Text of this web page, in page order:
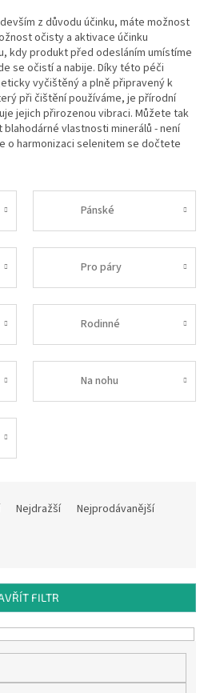
z důvodu účinku, máte možnost
očisty a aktivace účinku
kdy produkt před odesláním umístíme
se očistí a nabije. Díky této péči
vyčištěný a plně připravený k
při čištění používáme, je přírodní
jejich přirozenou vibraci. Můžete tak
vlastnosti minerálů - není
o harmonizaci selenitem se dočtete
Pánské
Pro páry
Rodinné
Na nohu
Nejdražší
Nejprodávanější
FILTR